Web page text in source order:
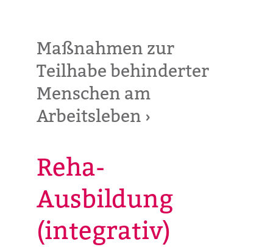
Maßnahmen zur
Teilhabe behinderter
Menschen am
Arbeitsleben ›
Reha-
Ausbildung
(integrativ)